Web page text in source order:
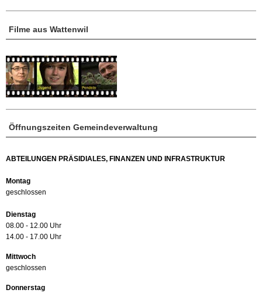
Öffnungszeiten Gemeindeverwaltung
ABTEILUNGEN PRÄSIDIALES, FINANZEN UND INFRASTRUKTUR
Montag
geschlossen
Dienstag
08.00 - 12.00 Uhr
14.00 - 17.00 Uhr
Mittwoch
geschlossen
Donnerstag
Filme aus Wattenwil